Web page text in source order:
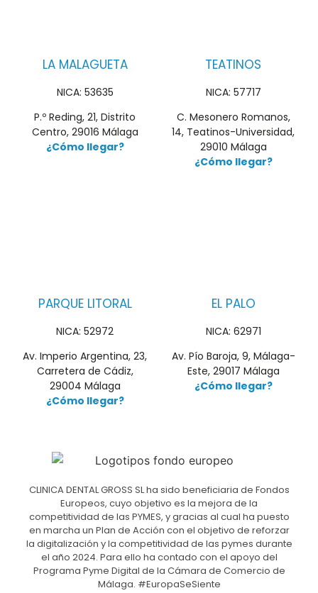
LA MALAGUETA
NICA: 53635
P.º Reding, 21, Distrito
Centro, 29016 Málaga
¿Cómo llegar?
TEATINOS
NICA: 57717
C. Mesonero Romanos,
14, Teatinos-Universidad,
29010 Málaga
¿Cómo llegar?
PARQUE LITORAL
NICA: 52972
Av. Imperio Argentina, 23,
Carretera de Cádiz,
29004 Málaga
¿Cómo llegar?
EL PALO
NICA: 62971
Av. Pío Baroja, 9, Málaga-
Este, 29017 Málaga
¿Cómo llegar?
CLINICA DENTAL GROSS SL ha sido beneficiaria de Fondos
Europeos, cuyo objetivo es la mejora de la
competitividad de las PYMES, y gracias al cual ha puesto
en marcha un Plan de Acción con el objetivo de reforzar
la digitalización y la competitividad de las pymes durante
el año 2024. Para ello ha contado con el apoyo del
Programa Pyme Digital de la Cámara de Comercio de
Málaga. #EuropaSeSiente